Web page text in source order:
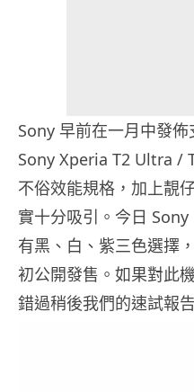
Sony 早前在一月中發
Sony Xperia T2 Ultra /
不俗效能規格，加上靚
實十分吸引。今日 Sony
有黑、白、紫三色選擇
初公開發售。如果對此
錯過稍後我們的速試報